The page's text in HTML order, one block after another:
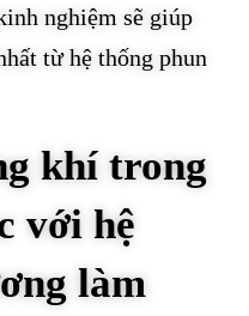
nghiệm sẽ giúp
từ hệ thống phun
khí trong
với hệ
làm